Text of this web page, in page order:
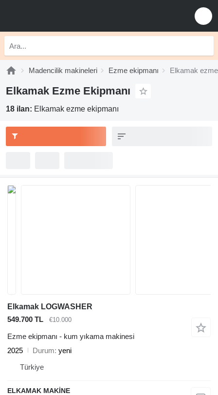
Madencilik makineleri Ezme ekipmanı Elkamak
Elkamak Ezme Ekipmanı
18 ilan: Elkamak ezme ekipmanı
Elkamak LOGWASHER
549.700 TL
€10.000
Ezme ekipmanı - kum yıkama makinesi
2025
Durum yeni
Türkiye
ELKAMAK MAKİNE